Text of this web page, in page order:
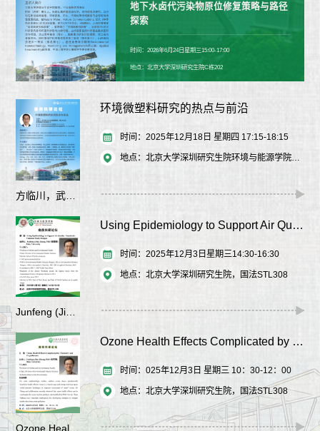
地下水卤代污染物原位修复策略与路径
探索
时间：2026年6月24日星期三15:00-17:00
地点：北京大学深圳研究生院C栋202
环境微塑料研究的热点与前沿
时间：2025年12月18日 星期四 17:15-18:15
地点：北京大学深圳研究生院环境与能源学院，E-118 会议室
Using Epidemiology to Support Air Quality Standards: Common Study Designs
时间：2025年12月3日星期三14:30-16:30
地点：北京大学深圳研究生院，国法STL308
Ozone Health Effects Complicated by Chemistry and Co-pollutants. 主讲人: Junfeng (Jim) Zhang, PhD (张军锋)
Ozone Health Effects Complicated by Chemistry and Co-pollutants
时间：025年12月3日 星期三 10：30-12：00
地点：北京大学深圳研究生院，国法STL308